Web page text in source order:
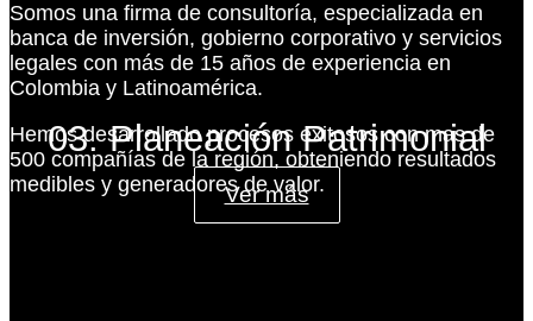
03. Planeación Patrimonial
Ver más
Somos una firma de consultoría, especializada en
banca de inversión, gobierno corporativo y servicios
legales con más de 15 años de experiencia en
Colombia y Latinoamérica.
Hemos desarrollado procesos exitosos con mas de
500 compañías de la región, obteniendo resultados
medibles y generadores de valor.